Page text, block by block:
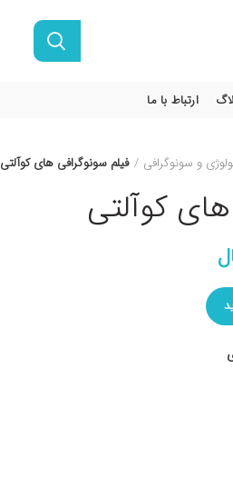
ارتباط با ما
و سونوگرافی فیلم سونوگرافی های کوآلتی
کوآلتی
فعلی:
2,100,000 ریال.